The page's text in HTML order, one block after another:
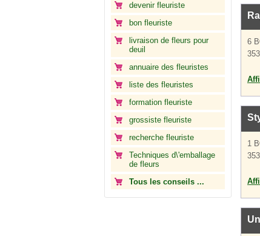
devenir fleuriste
bon fleuriste
livraison de fleurs pour
deuil
annuaire des fleuristes
liste des fleuristes
formation fleuriste
grossiste fleuriste
recherche fleuriste
Techniques d\'emballage
de fleurs
Tous les conseils ...
6
1